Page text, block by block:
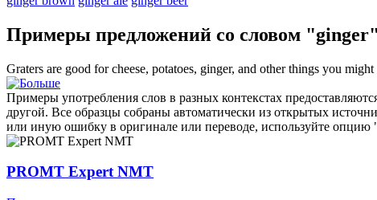
Примеры предложений со словом "ginger"
Graters are good for cheese, potatoes, ginger, and other things you might
Примеры употребления слов в разных контекстах
другой. Все образцы собраны автоматически из открытых
или иную ошибку в оригинале или переводе, используйте
PROMT Expert NMT